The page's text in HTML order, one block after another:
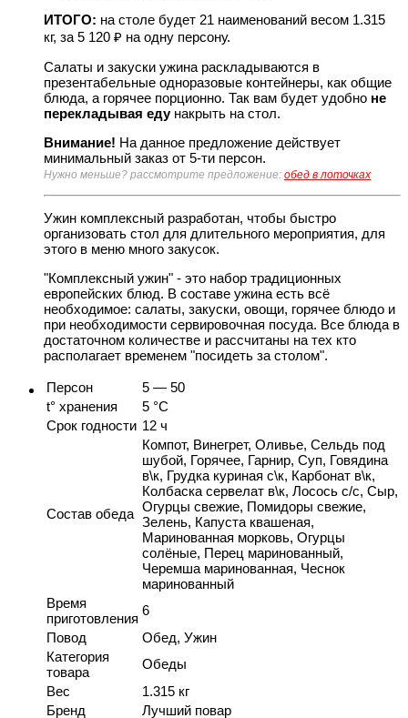
ИТОГО: на столе будет 21 наименований весом 1.315
кг, за 5 120
на одну персону.
Салаты и закуски ужина раскладываются в
презентабельные одноразовые контейнеры, как общие
блюда, а горячее порционно. Так вам будет удобно не
перекладывая едунакрыть на стол.
Внимание! На данное предложение действует
минимальный заказ от 5-ти персон.
Нужно меньше? рассмотрите предложение: обед в лоточках
Ужин комплексный разработан, чтобы быстро
организовать стол для длительного мероприятия, для
этого в меню много закусок.
"Комплексный ужин" - это набор традиционных
европейских блюд. В составе ужина есть всё
необходимое: салаты, закуски, овощи, горячее блюдо и
при необходимости сервировочная посуда. Все блюда в
достаточном количестве и рассчитаны на тех кто
располагает временем "посидеть за столом".
Персон
5 — 50
t° хранения
5 °C
Срок годности 12 ч
Состав обеда
Компот, Винегрет, Оливье, Сельдь под
шубой, Горячее, Гарнир, Суп, Говядина
в\к, Грудка куриная с\к, Карбонат в\к,
Колбаска сервелат в\к, Лосось с/с, Сыр,
Огурцы свежие, Помидоры свежие,
Зелень, Капуста квашеная,
Маринованная морковь, Огурцы
солёные, Перец маринованный,
Черемша маринованная, Чеснок
маринованный
Время
приготовления
6
Повод
Обед, Ужин
Категория
товара
Обеды
Вес
1.315 кг
Бренд
Лучший повар